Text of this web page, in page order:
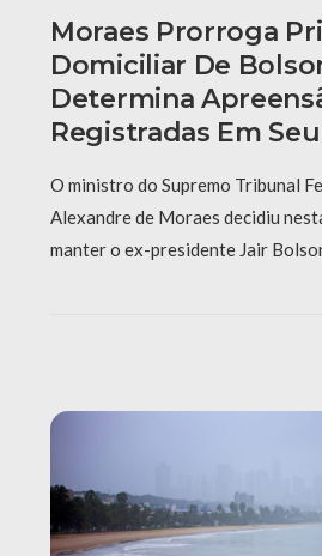
Moraes Prorroga
Domiciliar De
Determina
Registradas Em
O ministro do Supremo Tribunal
Alexandre de Moraes decidiu
manter o ex-presidente Jair